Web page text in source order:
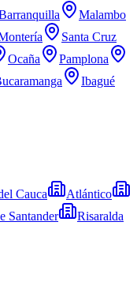
Malambo
Santa Cruz
Ocaña
Pamplona
Ibagué
Cauca
Atlántico
Santander
Risaralda